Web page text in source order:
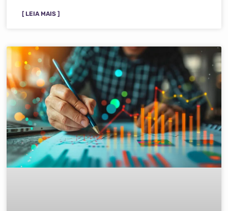
[ LEIA MAIS ]